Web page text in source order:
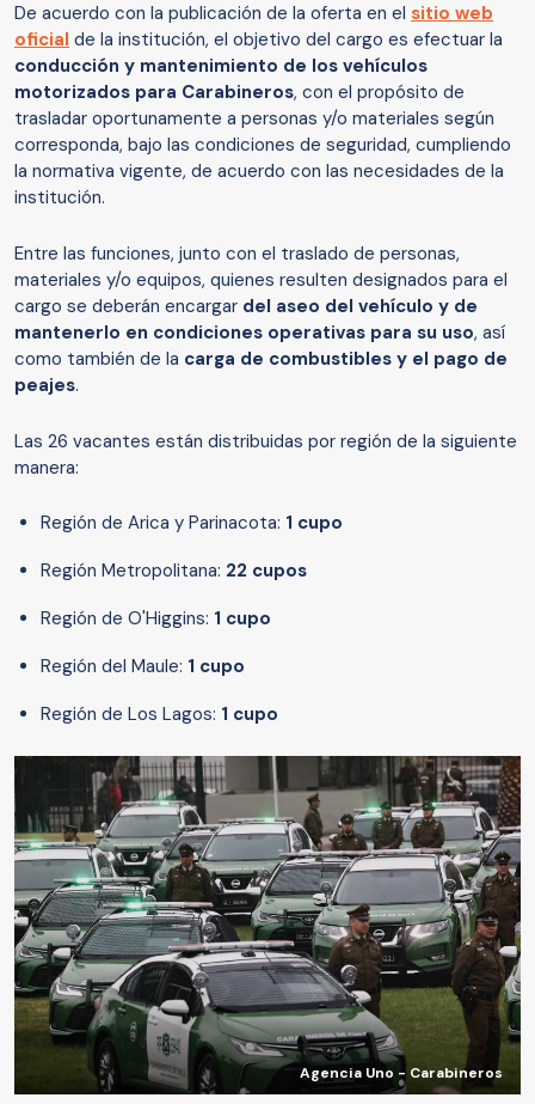
De acuerdo con la publicación de la oferta en el sitio web
oficial de la institución, el objetivo del cargo es efectuar la
conducción y mantenimiento de los vehículos
motorizados para Carabineros, con el propósito de
trasladar oportunamente a personas y/o materiales según
corresponda, bajo las condiciones de seguridad, cumpliendo
la normativa vigente, de acuerdo con las necesidades de la
institución.
Entre las funciones, junto con el traslado de personas,
materiales y/o equipos, quienes resulten designados para el
cargo se deberán encargar del aseo del vehículo y de
mantenerlo en condiciones operativas para su uso, así
como también de la carga de combustibles y el pago de
peajes.
Las 26 vacantes están distribuidas por región de la siguiente
manera:
Región de Arica y Parinacota: 1 cupo
Región Metropolitana: 22 cupos
Región de O'Higgins: 1 cupo
Región del Maule: 1 cupo
Región de Los Lagos: 1 cupo
Agencia Uno - Carabineros